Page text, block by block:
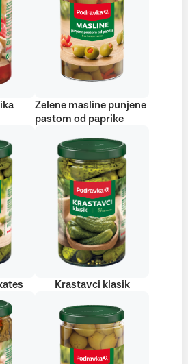
Zelene masline punjene
pastom od paprike
Krastavci klasik